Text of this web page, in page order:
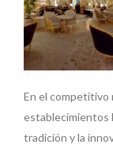
En el competitivo
establecimientos
tradición y la